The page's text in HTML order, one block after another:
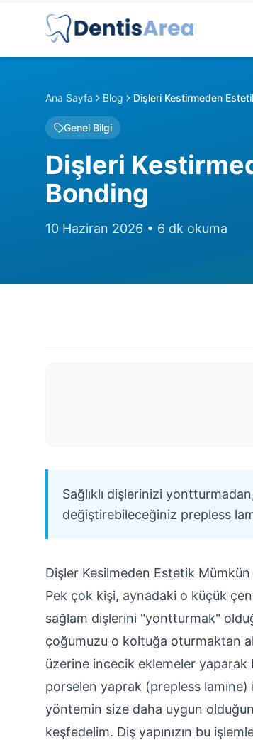
Ana Sayfa Blog Dişleri Kestirmeden
Genel Bilgi
Dişleri
Bonding
10 Haziran 2026 • 6 dk okuma
Sağlıklı dişlerinizi
değiştirebileceğiniz prepless
Dişler Kesilmeden Estetik
Pek çok kişi, aynadaki o küçük
sağlam dişlerini "yontturmak"
çoğumuzu o koltuğa oturmaktan
üzerine incecik eklemeler yaparak
porselen yaprak (prepless
yöntemin size daha uygun
keşfedelim. Diş yapınızın bu